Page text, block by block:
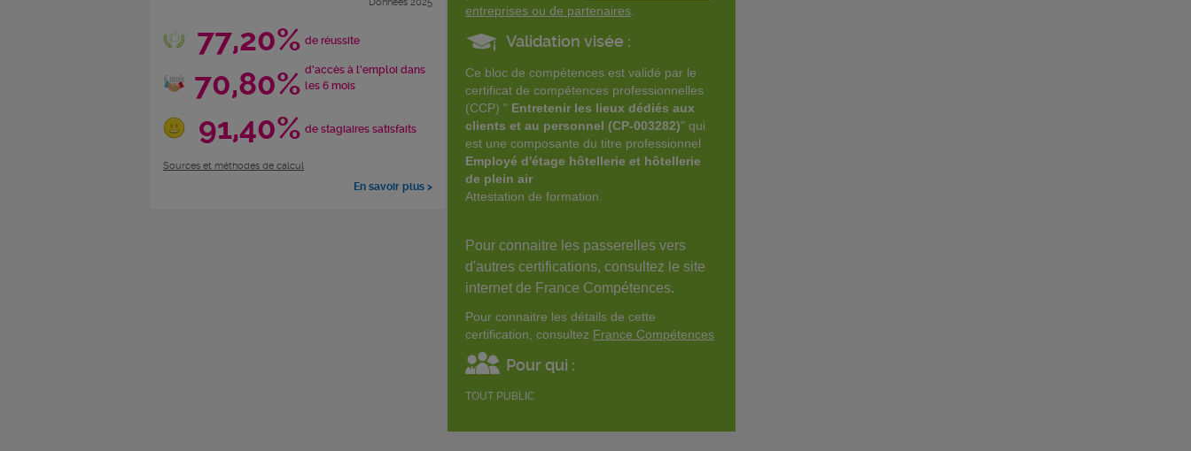
77,20% de réussite
70,80% d'accès à l'emploi dans
les 6 mois
91,40% de stagiaires satisfaits
Sources et méthodes de calcul
En savoir plus >
entreprises ou de partenaires
Validation visée :
Ce bloc de compétences est validé par le
certificat de compétences professionnelles
(CCP) " Entretenir les lieux dédiés aux
clients et au personnel (CP-003282)" qui
est une composante du titre professionnel
Employé d'étage hôtellerie et hôtellerie
de plein air
Attestation de formation.
Pour connaitre les passerelles vers
d'autres certifications, consultez le site
internet de France Compétences.
Pour connaitre les détails de cette
certification, consultez France Compétences
Pour qui :
TOUT PUBLIC